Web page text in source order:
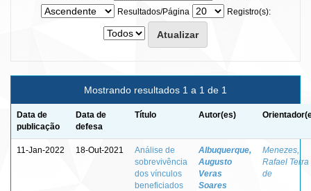
Resultados/Página
Registro(s):
Mostrando resultados 1 a 1 de 1
Data de
publicação
Data de
defesa
Título Autor(es)
11-Jan-2022 18-Out-2021
Análise de
sobrevivência
dos vínculos
beneficiados
Albuquerque,
Augusto
Veras
Soares
Menezes,
Rafael Terra
de